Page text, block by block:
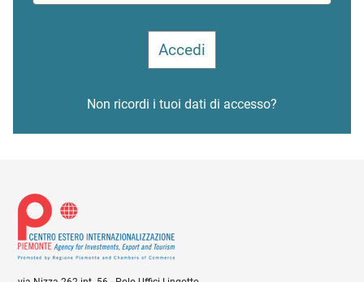
Non ricordi i tuoi dati di accesso?